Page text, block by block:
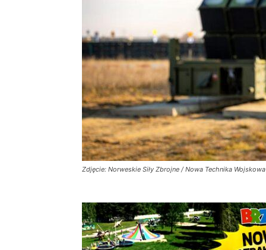
Zdjęcie: Norweskie Siły Zbrojne / Nowa Technika Wojskowa